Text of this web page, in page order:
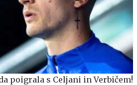
poigrala s Celjani in Verbičem!